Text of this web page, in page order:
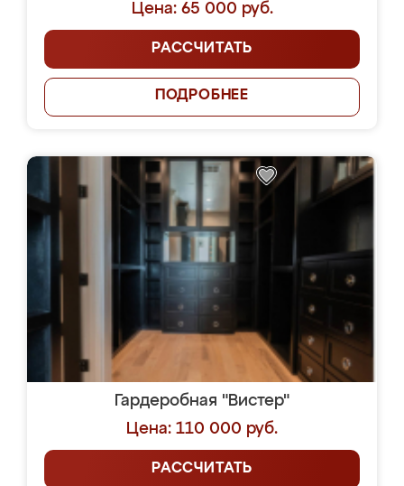
Цена: 65 000 руб.
РАССЧИТАТЬ
ПОДРОБНЕЕ
Гардеробная "Вистер"
Цена: 110 000 руб.
РАССЧИТАТЬ